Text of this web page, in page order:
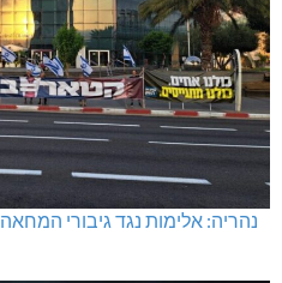
נהריה: אלימות נגד גיבורי המחאה